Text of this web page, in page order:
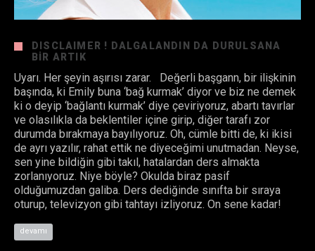
DISCLAIMER ! DALGALANDIN DA DURULSANA
BIR ARTIK
Uyarı. Her şeyin aşırısı zarar. Değerli başgann, bir ilişkinin
başında, ki Emily buna ‘bağ kurmak’ diyor ve biz ne demek
ki o deyip ‘bağlantı kurmak’ diye çeviriyoruz, abartı tavırlar
ve olasılıkla da beklentiler içine girip, diğer tarafı zor
durumda bırakmaya bayılıyoruz. Oh, cümle bitti de, ki ikisi
de ayrı yazılır, rahat ettik ne diyeceğimi unutmadan. Neyse,
sen yine bildiğin gibi takıl, hatalardan ders almakta
zorlanıyoruz. Niye böyle? Okulda biraz pasif
olduğumuzdan galiba. Ders dediğinde sınıfta bir sıraya
oturup, televizyon gibi tahtayı izliyoruz. On sene kadar!
devamı